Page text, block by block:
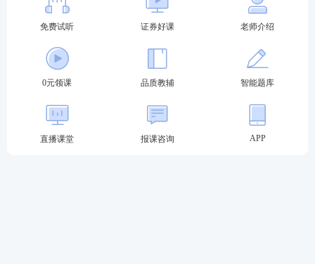
其中：《测试细则》）第七条规定内容如下：
第七条报名参加一般业务水平评价测试的人员，应
当符合下列条件：
（二）取得国务院教育行政部门认可的大专及以上
学历；或具有高中或相当于高中文化程度，且具有
免费试听 证券好课 老师介绍
0元领课 品质教辅 智能题库
直播课堂 报课咨询 APP